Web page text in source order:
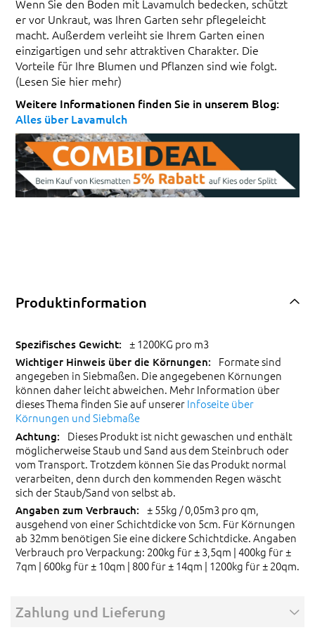
Wenn Sie den Boden mit Lavamulch bedecken, schützt
er vor Unkraut, was Ihren Garten sehr pflegeleicht
macht. Außerdem verleiht sie Ihrem Garten einen
einzigartigen und sehr attraktiven Charakter. Die
Vorteile für Ihre Blumen und Pflanzen sind wie folgt.
(Lesen Sie hier mehr)
Weitere Informationen finden Sie in unserem Blog:
Alles über Lavamulch
Produktinformation
± 1200KG pro m3
Formate sind
angegeben in Siebmaßen. Die angegebenen Körnungen
können daher leicht abweichen. Mehr Information über
dieses Thema finden Sie auf unsererInfoseite über
Körnungen und Siebmaße
Dieses Produkt ist nicht gewaschen und enthält
möglicherweise Staub und Sand aus dem Steinbruch oder
vom Transport. Trotzdem können Sie das Produkt normal
verarbeiten, denn durch den kommenden Regen wäscht
sich der Staub/Sand von selbst ab.
± 55kg / 0,05m3 pro qm,
ausgehend von einer Schichtdicke von 5cm. Für Körnungen
ab 32mm benötigen Sie eine dickere Schichtdicke. Angaben
Verbrauch pro Verpackung: 200kg für ± 3,5qm | 400kg für ±
7qm | 600kg für ± 10qm | 800 für ± 14qm | 1200kg für ± 20qm.
Zahlung und Lieferung